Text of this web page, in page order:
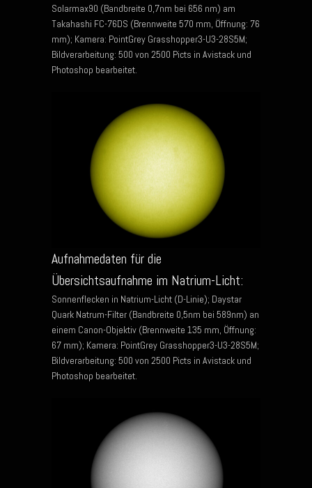
Solarmax90 (Bandbreite 0,7nm bei 656 nm) am
Takahashi FC-76DS (Brennweite 570 mm, Öffnung: 76
mm); Kamera: PointGrey Grasshopper3-U3-28S5M;
Bildverarbeitung: 500 von 2500 Picts in Avistack und
Photoshop bearbeitet.
Aufnahmedaten für die
Übersichtsaufnahme im Natrium-Licht:
Sonnenflecken in Natrium-Licht (D-Linie); Daystar
Quark Natrum-Filter (Bandbreite 0,5nm bei 589nm) an
einem Canon-Objektiv (Brennweite 135 mm, Öffnung:
67 mm); Kamera: PointGrey Grasshopper3-U3-28S5M;
Bildverarbeitung: 500 von 2500 Picts in Avistack und
Photoshop bearbeitet.